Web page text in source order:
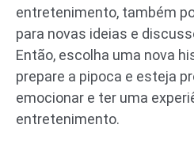
entretenimento, também
para novas ideias e
Então, escolha uma nova
prepare a pipoca e esteja
emocionar e ter uma
entretenimento.